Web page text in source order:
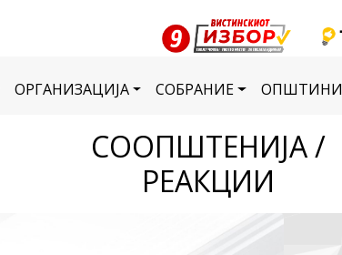
ОРГАНИЗАЦИЈА СОБРАНИЕ ОПШТИНИ
СООПШТЕНИЈА /
РЕАКЦИИ